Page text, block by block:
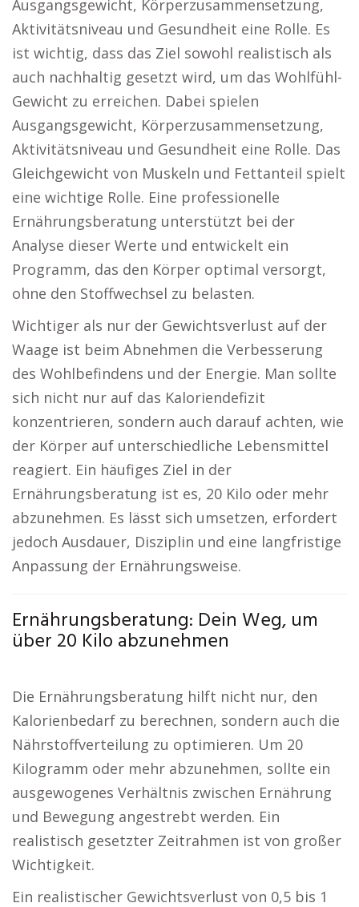
Ausgangsgewicht, Körperzusammensetzung,
Aktivitätsniveau und Gesundheit eine Rolle. Es
ist wichtig, dass das Ziel sowohl realistisch als
auch nachhaltig gesetzt wird, um das Wohlfühl-
Gewicht zu erreichen. Dabei spielen
Ausgangsgewicht, Körperzusammensetzung,
Aktivitätsniveau und Gesundheit eine Rolle. Das
Gleichgewicht von Muskeln und Fettanteil spielt
eine wichtige Rolle. Eine professionelle
Ernährungsberatung unterstützt bei der
Analyse dieser Werte und entwickelt ein
Programm, das den Körper optimal versorgt,
ohne den Stoffwechsel zu belasten.
Wichtiger als nur der Gewichtsverlust auf der
Waage ist beim Abnehmen die Verbesserung
des Wohlbefindens und der Energie. Man sollte
sich nicht nur auf das Kaloriendefizit
konzentrieren, sondern auch darauf achten, wie
der Körper auf unterschiedliche Lebensmittel
reagiert. Ein häufiges Ziel in der
Ernährungsberatung ist es, 20 Kilo oder mehr
abzunehmen. Es lässt sich umsetzen, erfordert
jedoch Ausdauer, Disziplin und eine langfristige
Anpassung der Ernährungsweise.
Ernährungsberatung: Dein Weg, um
über 20 Kilo abzunehmen
Die Ernährungsberatung hilft nicht nur, den
Kalorienbedarf zu berechnen, sondern auch die
Nährstoffverteilung zu optimieren. Um 20
Kilogramm oder mehr abzunehmen, sollte ein
ausgewogenes Verhältnis zwischen Ernährung
und Bewegung angestrebt werden. Ein
realistisch gesetzter Zeitrahmen ist von großer
Wichtigkeit.
Ein realistischer Gewichtsverlust von 0,5 bis 1